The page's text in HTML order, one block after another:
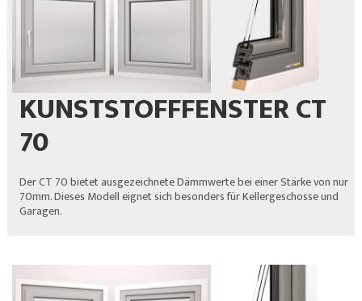
KUNSTSTOFFFENSTER CT
70
Der CT 70 bietet ausgezeichnete Dämmwerte bei einer Stärke von nur
70mm. Dieses Modell eignet sich besonders für Kellergeschosse und
Garagen.